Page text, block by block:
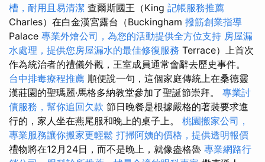
槽，耐用且易清潔 查爾斯國王（King 記帳服務推薦
Charles）在白金漢宮露台（Buckingham 撥筋創業指導
Palace 專業外燴公司，為您的活動提供全方位支持 房屋漏
水處理，提供您房屋漏水的最佳修復服務 Terrace）上首次
作為統治者的禮儀外觀，王室成員通常會辭去歷史事件。
台中排毒療程推薦 順便說一句，這個家庭傳統上在桑德靈
漢莊園的聖瑪麗·馬格多納教堂參加了聖誕節崇拜。 專業討
債服務，幫你追回欠款 節日晚餐是根據嚴格的著裝要求進
行的，家人坐在燕尾服和晚上的桌子上。 桃園搬家公司，
專業服務讓你搬家更輕鬆 打掃阿姨的價格，提供透明報價
禮物將在12月24日，而不是晚上，就像盎格魯 專業網路行